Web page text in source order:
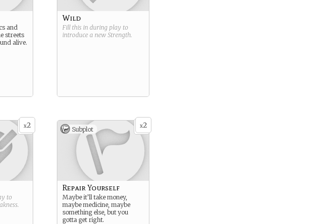
and
streets
alive.
Wild
Fill this in during play to
introduce a new Strength.
x2
to
.
x2
Subplot
Repair Yourself
Maybe it’ll take money,
maybe medicine, maybe
something else, but you
gotta get right.